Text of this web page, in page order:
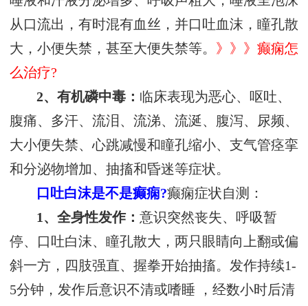
从口流出，有时混有血丝，并口吐血沫，瞳孔散
大，小便失禁，甚至大便失禁等。 》》》癫痫怎
么治疗?
2、有机磷中毒： 临床表现为恶心、呕吐、
腹痛、多汗、流泪、流涕、流涎、腹泻、尿频、
大小便失禁、心跳减慢和瞳孔缩小、支气管痉挛
和分泌物增加、抽搐和昏迷等症状。
口吐白沫是不是癫痫?癫痫症状自测：
1、全身性发作：意识突然丧失、呼吸暂
停、口吐白沫、瞳孔散大，两只眼睛向上翻或偏
斜一方，四肢强直、握拳开始抽搐。发作持续1-
5分钟，发作后意识不清或嗜睡 ，经数小时后清